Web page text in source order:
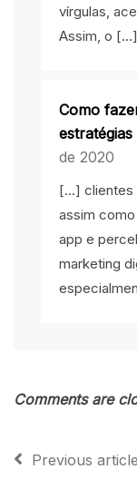
vírgulas,
Assim, o […]
Como
de 2020
[…] clientes
assim
app e
marketing
Comments are
Previous article